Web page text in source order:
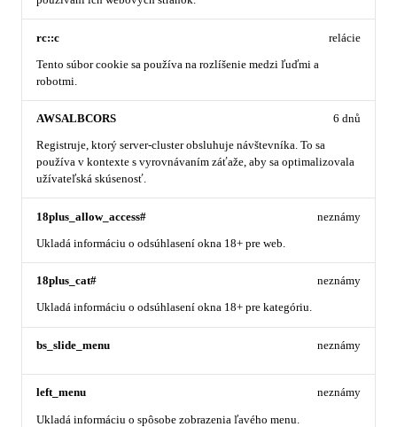
rc::c
Tento súbor cookie sa používa na rozlíšenie medzi ľuďmi a
robotmi.
relácie
AWSALBCORS
Registruje, ktorý server-cluster obsluhuje návštevníka. To sa
používa v kontexte s vyrovnávaním záťaže, aby sa optimalizovala
užívateľská skúsenosť.
6 dnů
18plus_allow_access#
Ukladá informáciu o odsúhlasení okna 18+ pre web.
neznámy
18plus_cat#
Ukladá informáciu o odsúhlasení okna 18+ pre kategóriu.
neznámy
bs_slide_menu neznámy
left_menu
Ukladá informáciu o spôsobe zobrazenia ľavého menu.
neznámy